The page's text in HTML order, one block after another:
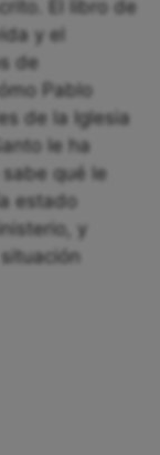
El libro de
y el
de
Pablo
de la Iglesia
le ha
qué le
estado
y